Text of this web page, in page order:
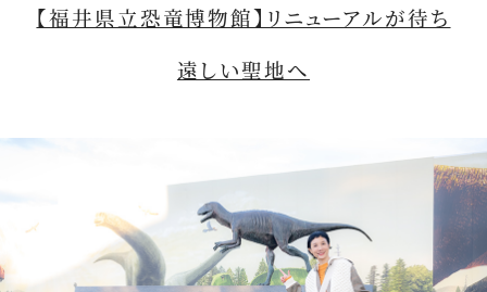
【福井県立恐竜博物館】リニューアルが待ち
遠しい聖地へ